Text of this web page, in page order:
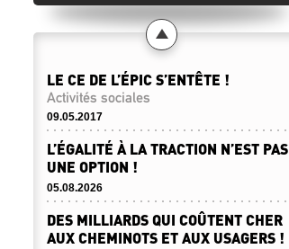
LE CE DE L’ÉPIC S’ENTÊTE !
Activités sociales
09.05.2017
L’ÉGALITÉ À LA TRACTION N’EST PAS
UNE OPTION !
05.08.2026
DES MILLIARDS QUI COÛTENT CHER
AUX CHEMINOTS ET AUX USAGERS !